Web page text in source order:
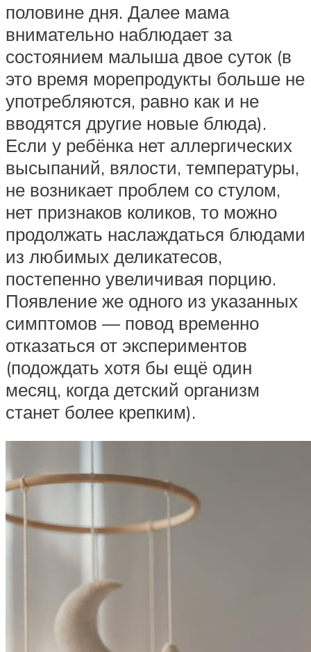
половине дня. Далее мама
внимательно наблюдает за
состоянием малыша двое суток (в
это время морепродукты больше не
употребляются, равно как и не
вводятся другие новые блюда).
Если у ребёнка нет аллергических
высыпаний, вялости, температуры,
не возникает проблем со стулом,
нет признаков коликов, то можно
продолжать наслаждаться блюдами
из любимых деликатесов,
постепенно увеличивая порцию.
Появление же одного из указанных
симптомов — повод временно
отказаться от экспериментов
(подождать хотя бы ещё один
месяц, когда детский организм
станет более крепким).